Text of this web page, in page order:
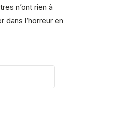
n’ont rien à
l’horreur en